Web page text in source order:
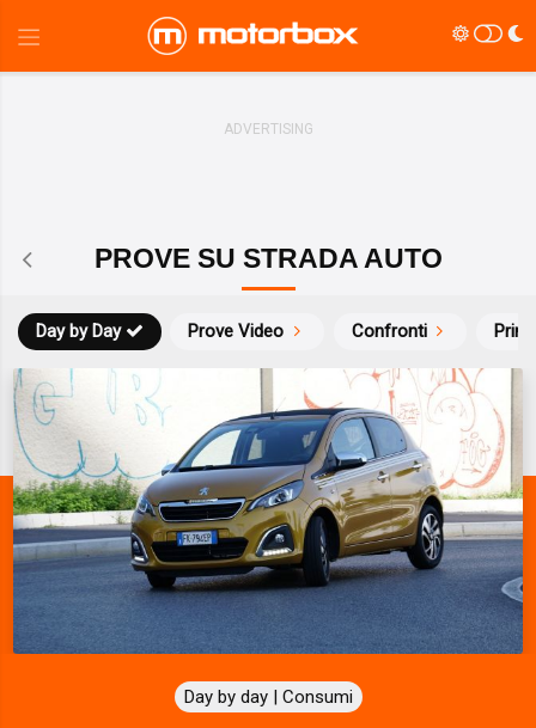
PROVE SU STRADA AUTO
Prove Video Confronti
Day by Day
Day by day | Consumi